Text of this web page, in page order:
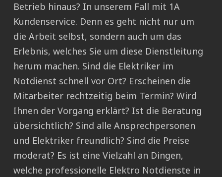
Betrieb hinaus? In unserem Fall mit 1A
Kundenservice. Denn es geht nicht nur um
die Arbeit selbst, sondern auch um das
Erlebnis, welches Sie um diese Dienstleitung
herum machen. Sind die Elektriker im
Notdienst schnell vor Ort? Erscheinen die
Mitarbeiter rechtzeitig beim Termin? Wird
Ihnen der Vorgang erklärt? Ist die Beratung
übersichtlich? Sind alle Ansprechpersonen
und Elektriker freundlich? Sind die Preise
moderat? Es ist eine Vielzahl an Dingen,
welche professionelle Elektro Notdienste in